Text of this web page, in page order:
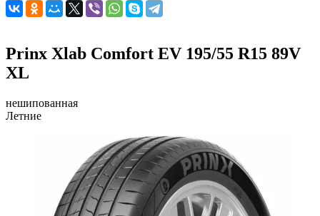
Prinx Xlab Comfort EV 195/55 R15 89V
XL
нешипованная
Летние